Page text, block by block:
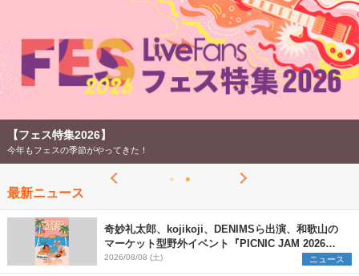
【フェス特集2026】
今年もフェスの季節がやってきた！
最新ニュース
奇妙礼太郎、kojikoji、DENIMSら出演、和歌山の
マーケット型野外イベント『PICNIC JAM 2026』
早割チケット発売開始
2026/08/08 (土) ニュース